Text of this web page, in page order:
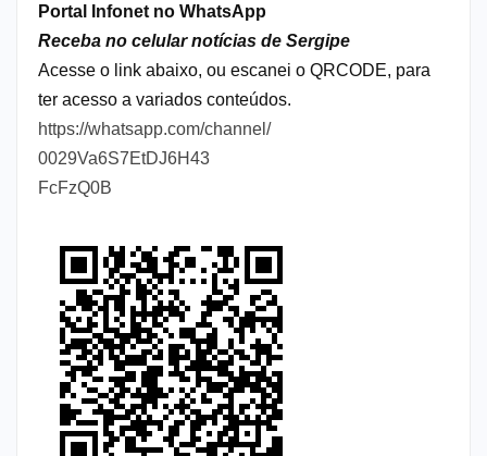
Portal Infonet no WhatsApp
Receba no celular notícias de Sergipe
Acesse o link abaixo, ou escanei o QRCODE, para
ter acesso a variados conteúdos.
https://whatsapp.com/channel/
0029Va6S7EtDJ6H43
FcFzQ0B